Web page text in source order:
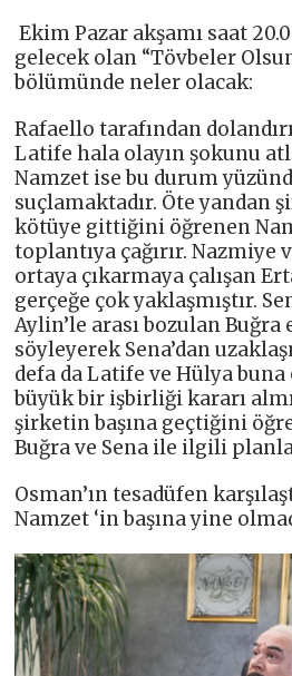
Ekim Pazar akşamı saat
gelecek olan “Tövbeler
bölümünde neler olacak:
Rafaello tarafından
Latife hala olayın şokunu
Namzet ise bu durum
suçlamaktadır. Öte yandan
kötüye gittiğini öğrenen
toplantıya çağırır. Nazmiye
ortaya çıkarmaya çalışan
gerçeğe çok yaklaşmıştır.
Aylin’le arası bozulan
söyleyerek Sena’dan
defa da Latife ve Hülya
büyük bir işbirliği kararı
şirketin başına geçtiğini
Buğra ve Sena ile ilgili
Osman’ın tesadüfen
Namzet ‘in başına yine